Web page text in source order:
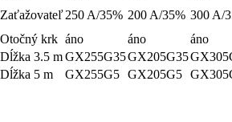
Zaťažovateľ250 A/35% 200 A/35% 300 A/
Otočný krk áno áno áno
Dĺžka 3.5 mGX255G35GX205G35
Dĺžka 5 m
GX255G5 GX205G5